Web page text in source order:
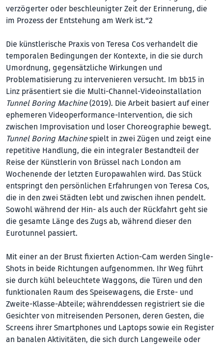
verzögerter oder beschleunigter Zeit der Erinnerung, die
im Prozess der Entstehung am Werk ist.“2
Die künstlerische Praxis von Teresa Cos verhandelt die
temporalen Bedingungen der Kontexte, in die sie durch
Umordnung, gegensätzliche Wirkungen und
Problematisierung zu intervenieren versucht. Im bb15 in
Linz präsentiert sie die Multi-Channel-Videoinstallation
Tunnel Boring Machine(2019). Die Arbeit basiert auf einer
ephemeren Videoperformance-Intervention, die sich
zwischen Improvisation und loser Choreographie bewegt.
Tunnel Boring Machinespielt in zwei Zügen und zeigt eine
repetitive Handlung, die ein integraler Bestandteil der
Reise der Künstlerin von Brüssel nach London am
Wochenende der letzten Europawahlen wird. Das Stück
entspringt den persönlichen Erfahrungen von Teresa Cos,
die in den zwei Städten lebt und zwischen ihnen pendelt.
Sowohl während der Hin- als auch der Rückfahrt geht sie
die gesamte Länge des Zugs ab, während dieser den
Eurotunnel passiert.
Mit einer an der Brust fixierten Action-Cam werden Single-
Shots in beide Richtungen aufgenommen. Ihr Weg führt
sie durch kühl beleuchtete Waggons, die Türen und den
funktionalen Raum des Speisewagens, die Erste- und
Zweite-Klasse-Abteile; währenddessen registriert sie die
Gesichter von mitreisenden Personen, deren Gesten, die
Screens ihrer Smartphones und Laptops sowie ein Register
an banalen Aktivitäten, die sich durch Langeweile oder